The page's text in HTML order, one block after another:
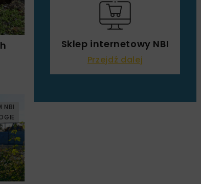
NBI
Sklep internetowy NBI
Przejdź dalej